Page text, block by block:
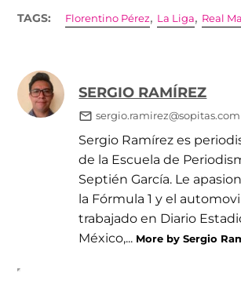
TAGS: Florentino Pérez, La Liga, Real
SERGIO RAMÍREZ
sergio.ramirez@sopitas.com
Sergio Ramírez es
de la Escuela de
Septién García. Le
la Fórmula 1 y el
trabajado en Diario
México,... More by Sergio